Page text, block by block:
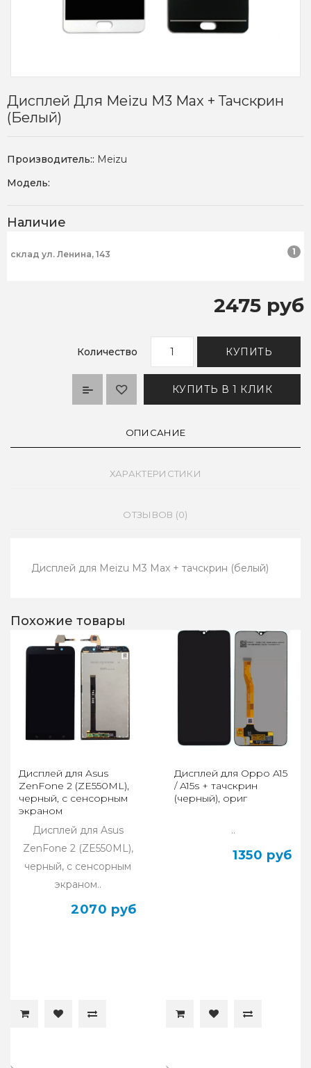
Дисплей Для Meizu M3 Max + Тачскрин
(белый)
Производитель:: Meizu
Модель:
Наличие
склад ул. Ленина, 143 1
2475 руб
Количество КУПИТЬ
КУПИТЬ В 1 КЛИК
ОПИСАНИЕ
ХАРАКТЕРИСТИКИ
ОТЗЫВОВ (0)
Дисплей для Meizu M3 Max + тачскрин (белый)
Похожие товары
Дисплей для Asus
ZenFone 2 (ZE550ML),
черный, с сенсорным
экраном
Дисплей для Asus
ZenFone 2 (ZE550ML),
черный, с сенсорным
экраном..
2070 руб
Дисплей для Oppo A15
/ A15s + тачскрин
(черный), ориг
..
1350 руб